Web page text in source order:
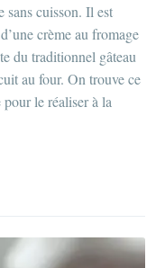
sans cuisson. Il est
crème au fromage
du traditionnel gâteau
au four. On trouve ce
le réaliser à la